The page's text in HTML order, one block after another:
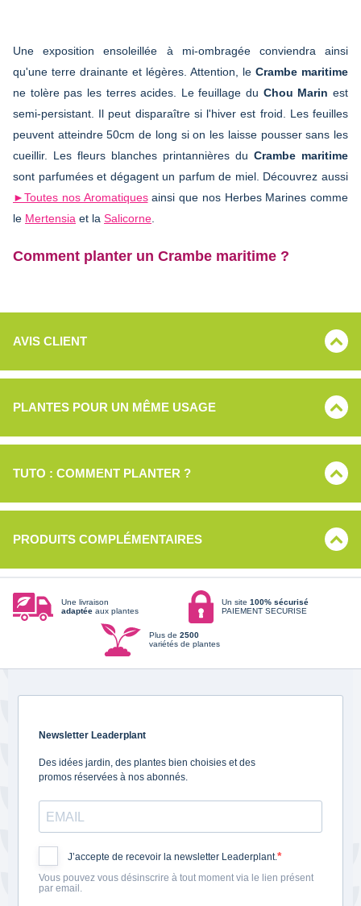
Une exposition ensoleillée à mi-ombragée conviendra ainsi
qu'une terre drainante et légères. Attention, le Crambe maritime
ne tolère pas les terres acides. Le feuillage du Chou Marin est
semi-persistant. Il peut disparaître si l'hiver est froid. Les feuilles
peuvent atteindre 50cm de long si on les laisse pousser sans les
cueillir. Les fleurs blanches printannières du Crambe maritime
sont parfumées et dégagent un parfum de miel. Découvrez aussi
►Toutes nos Aromatiquesainsi que nos Herbes Marines comme
le Mertensia et la Salicorne
Comment planter un Crambe maritime ?
AVIS CLIENT
PLANTES POUR UN MÊME USAGE
TUTO : COMMENT PLANTER ?
PRODUITS COMPLÉMENTAIRES
Une livraison
adaptée aux plantes
Un site 100% sécurisé
PAIEMENT SECURISE
Plus de 2500
variétés de plantes
Newsletter Leaderplant
Des idées jardin, des plantes bien choisies et des
promos réservées à nos abonnés.
J’accepte de recevoir la newsletter Leaderplant.
Vous pouvez vous désinscrire à tout moment via le lien présent
par email.